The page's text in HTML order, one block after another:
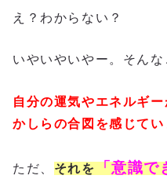
え？わからない？
いやいやいやー。そんな
自分の運気やエネルギ
かしらの合図を感じてい
ただ、 それを「意識で